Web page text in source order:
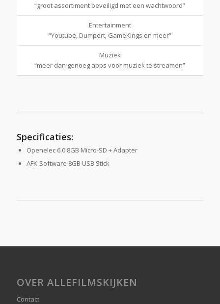
“groot assortiment beveiligd met een wachtwoord”
Entertainment
“Youtube, Dumpert, GameKings en meer”
Muziek
“meer dan genoeg apps voor muziek te streamen”
Specificaties:
Openelec 6.0 8GB Micro-SD + Adapter
AFK-Software 8GB USB Stick
OVER ALLEFILMSKIJKEN
Contact